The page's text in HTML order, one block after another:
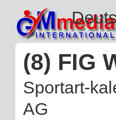
(8) FIG
Sportart-
AG